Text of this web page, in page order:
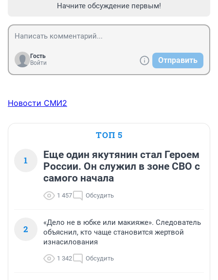
Начните обсуждение первым!
Гость
Войти
Отправить
Новости СМИ2
ТОП 5
1
Еще один якутянин стал Героем
России. Он служил в зоне СВО с
самого начала
1 457 Обсудить
2
«Дело не в юбке или макияже». Следователь
объяснил, кто чаще становится жертвой
изнасилования
1 342 Обсудить